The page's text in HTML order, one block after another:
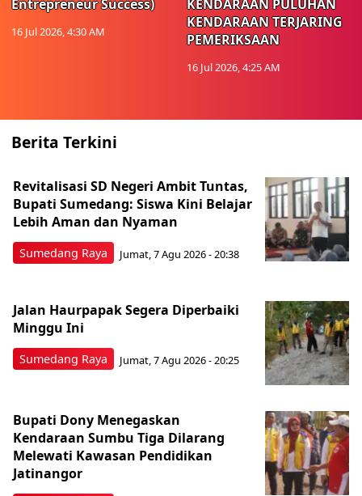
Entrepreneur Success)
16 Jul 2026, 4:30 AM
KENDARAAN PULUHAN
KENDARAAN TERJARING
PEMERIKSAAN
16 Jul 2026, 4:25 AM
Berita Terkini
Sumedang Raya
Revitalisasi SD Negeri Ambit Tuntas,
Bupati Sumedang: Siswa Kini Belajar
Lebih Aman dan Nyaman
Jumat, 7 Agu 2026 - 20:38
Sumedang Raya
Jalan Haurpapak Segera Diperbaiki
Minggu Ini
Jumat, 7 Agu 2026 - 20:25
Bupati Dony Menegaskan
Kendaraan Sumbu Tiga Dilarang
Melewati Kawasan Pendidikan
Jatinangor